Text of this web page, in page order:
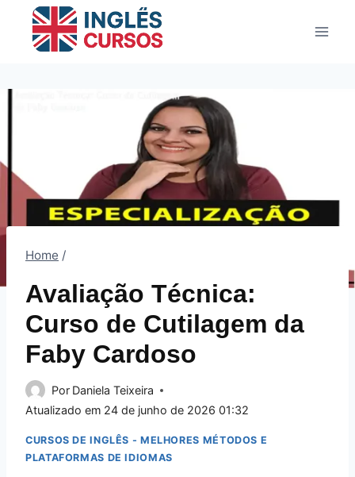
Conteúdo
Home /
Avaliação Técnica:
Curso de Cutilagem da
Faby Cardoso
Por Daniela Teixeira
Atualizado em 24 de junho de 2026 01:32
CURSOS DE INGLÊS - MELHORES MÉTODOS E
PLATAFORMAS DE IDIOMAS